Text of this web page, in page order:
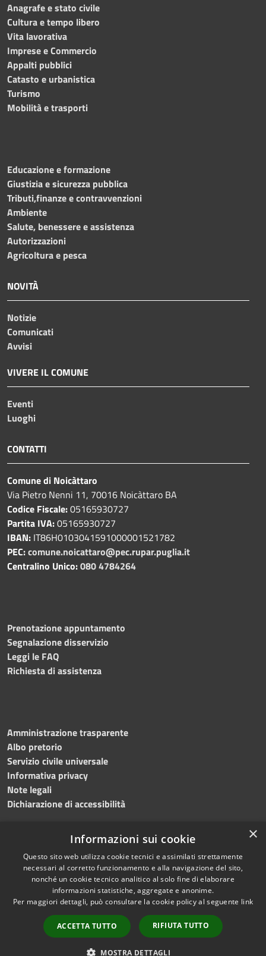
Anagrafe e stato civile
Cultura e tempo libero
Vita lavorativa
Imprese e Commercio
Appalti pubblici
Catasto e urbanistica
Turismo
Mobilità e trasporti
Educazione e formazione
Giustizia e sicurezza pubblica
Tributi,finanze e contravvenzioni
Ambiente
Salute, benessere e assistenza
Autorizzazioni
Agricoltura e pesca
NOVITÀ
Notizie
Comunicati
Avvisi
VIVERE IL COMUNE
Eventi
Luoghi
CONTATTI
Comune di Noicàttaro
Via Pietro Nenni 11, 70016 Noicàttaro BA
Codice Fiscale:05165930727
Partita IVA:05165930727
IBAN: IT86H0103041591000001521782
PEC:comune.noicattaro@pec.rupar.puglia.it
Centralino Unico:080 4784264
Prenotazione appuntamento
Segnalazione disservizio
Leggi le FAQ
Richiesta di assistenza
Amministrazione trasparente
Albo pretorio
Servizio civile universale
Informativa privacy
Note legali
Dichiarazione di accessibilità
RSS
Accessibilità
Cookie
Mappa del sito
Difensore civico
Copyright © 2023 •
Comune di Noicàttaro
Powered byMunicipium
Redazione•Portale
dipendente
WebMail Dipendenti
×
Informazioni sui cookie
Questo sito web utilizza cookie tecnici e assimilati strettamente
necessari al corretto funzionamento e alla navigazione del sito,
nonché un cookie tecnico analitico al solo fine di elaborare
informazioni statistiche, aggregate e anonime.
Per maggiori dettagli, può consultare la cookie policy al seguente link
ACCETTA TUTTO RIFIUTA TUTTO
MOSTRA DETTAGLI